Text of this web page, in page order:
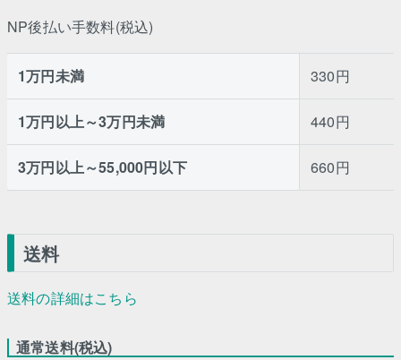
NP後払い手数料(税込)
1万円未満 330円
1万円以上～3万円未満 440円
3万円以上～55,000円以下 660円
送料
送料の詳細はこちら
通常送料(税込)